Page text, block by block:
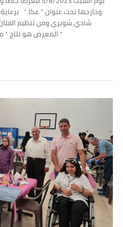
وخارجها تحت عنوان ” عكا ”
شادي شويري ومن تنظيم الفنان
المعرض هو نتاج ” مهرجان عكا للفن التشكيلي الأول ”